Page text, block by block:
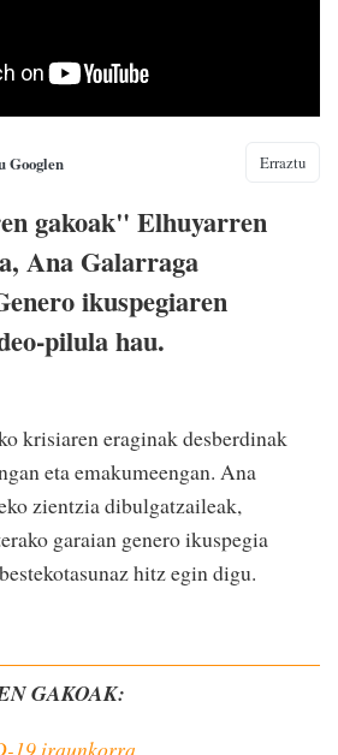
Googlen Erraztu
gakoak" Elhuyarren
Ana Galarraga
ikuspegiaren
pilula hau.
krisiaren eraginak desberdinak
eta emakumeengan. Ana
zientzia dibulgatzaileak,
garaian genero ikuspegia
hitz egin digu.
GAKOAK:
19 iraunkorra